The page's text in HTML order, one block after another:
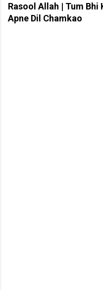
Rasool Allah | Tum Bhi
Apne Dil Chamkao